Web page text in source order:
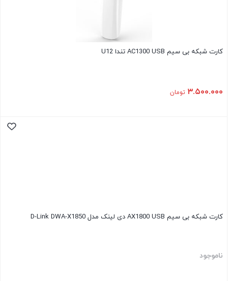
کارت شبکه بی سیم AC1300 USB تندا U12
۳.۵۰۰.۰۰۰ تومان
کارت شبکه بی ‌سیم AX1800 USB دی لینک مدل D-Link DWA-X1850
ناموجود